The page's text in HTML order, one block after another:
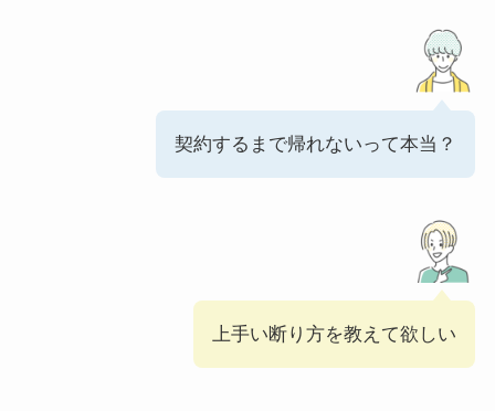
契約するまで帰れないって本当？
上手い断り方を教えて欲しい